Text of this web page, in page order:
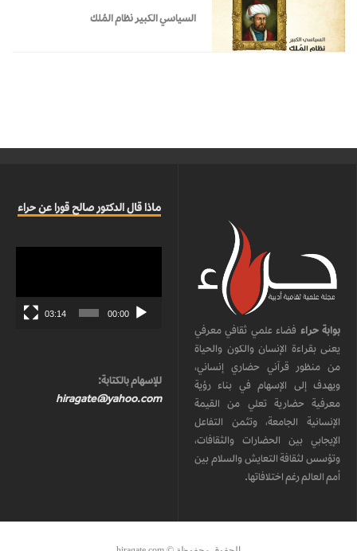
السياسي الكبير نظام المُلك
بوابة حراء فضاء علمي ثقافي معرفي
يعنى بقراءة الإنسان والكون والحياة
من منظور قرآني حضاري إنساني،
ويهدف إلى الإسهام في بناء رؤية
معرفية حضارية تعلي من القيمة
الإنسانية الجامعة، وتثمن التفاعل
الإيجابي بين الحضارات والثقافات،
وتؤسس لثقافة التعايش والسلام بين
أمم العالم رغم اختلافاتها.
ماذا قال الدكتور صالح قورا عن حراء
00:00
03:14
للإسهام بالكتابة:
hiragate@yahoo.com